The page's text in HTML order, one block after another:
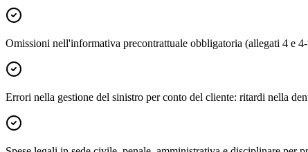
Omissioni nell'informativa precontrattuale obbligatoria (allegati 4 e
Errori nella gestione del sinistro per conto del cliente: ritardi nella